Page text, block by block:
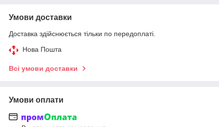
Умови доставки
Доставка здійснюється тільки по передоплаті.
Нова Пошта
Всі умови доставки
Умови оплати